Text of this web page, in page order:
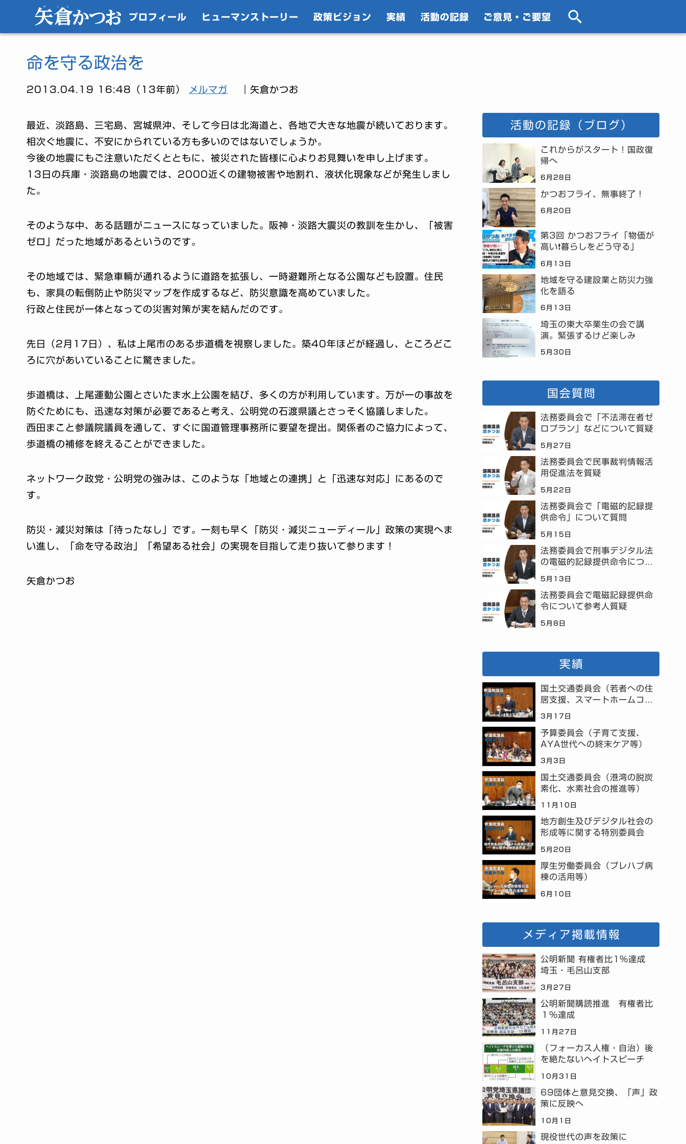
プロフィール ヒューマンストーリー 政策ビジョン 実績 活動の記録 ご意見・ご要望
命を守る政治を
2013.04.19 16:48（13年前） メルマガ ｜矢倉かつお
最近、淡路島、三宅島、宮城県沖、そして今日は北海道と、各地で大きな地震が続いております。
相次ぐ地震に、不安にかられている方も多いのではないでしょうか。
今後の地震にもご注意いただくとともに、被災された皆様に心よりお見舞いを申し上げます。
13日の兵庫・淡路島の地震では、2000近くの建物被害や地割れ、液状化現象などが発生しまし
た。
そのような中、ある話題がニュースになっていました。阪神・淡路大震災の教訓を生かし、「被害
ゼロ」だった地域があるというのです。
その地域では、緊急車輌が通れるように道路を拡張し、一時避難所となる公園なども設置。住民
も、家具の転倒防止や防災マップを作成するなど、防災意識を高めていました。
行政と住民が一体となっての災害対策が実を結んだのです。
先日（2月17日）、私は上尾市のある歩道橋を視察しました。築40年ほどが経過し、ところどこ
ろに穴があいていることに驚きました。
歩道橋は、上尾運動公園とさいたま水上公園を結び、多くの方が利用しています。万が一の事故を
防ぐためにも、迅速な対策が必要であると考え、公明党の石渡県議とさっそく協議しました。
西田まこと参議院議員を通して、すぐに国道管理事務所に要望を提出。関係者のご協力によって、
歩道橋の補修を終えることができました。
ネットワーク政党・公明党の強みは、このような「地域との連携」と「迅速な対応」にあるので
す。
防災・減災対策は「待ったなし」です。一刻も早く「防災・減災ニューディール」政策の実現へま
い進し、「命を守る政治」「希望ある社会」の実現を目指して走り抜いて参ります！
矢倉かつお
活動の記録（ブログ）
これからがスタート！国政復
帰へ
6月28日
かつおフライ、無事終了！
6月20日
第3回 かつおフライ「物価が
高い❗暮らしをどう守る」
6月13日
地域を守る建設業と防災力強
化を語る
6月13日
埼玉の東大卒業生の会で講
演。緊張するけど楽しみ
5月30日
国会質問
法務委員会で「不法滞在者ゼ
ロプラン」などについて質疑
5月27日
法務委員会で民事裁判情報活
用促進法を質疑
5月22日
法務委員会で「電磁的記録提
供命令」について質問
5月15日
法務委員会で刑事デジタル法
の電磁的記録提供命令につい
5月13日
法務委員会で電磁記録提供命
令について参考人質疑
5月8日
実績
国土交通委員会（若者への住
居支援、スマートホームコミ
3月17日
予算委員会（子育て支援、
AYA世代への終末ケア等）
3月3日
国土交通委員会（港湾の脱炭
素化、水素社会の推進等）
11月10日
地方創生及びデジタル社会の
形成等に関する特別委員会
5月20日
厚生労働委員会（プレハブ病
棟の活用等）
6月10日
メディア掲載情報
公明新聞 有権者比1%達成
埼玉・毛呂山支部
3月27日
公明新聞購読推進 有権者比
１％達成
11月27日
（フォーカス人権・自治）後
を絶たないヘイトスピーチ
10月31日
69団体と意見交換、「声」政
策に反映へ
10月1日
現役世代の声を政策に